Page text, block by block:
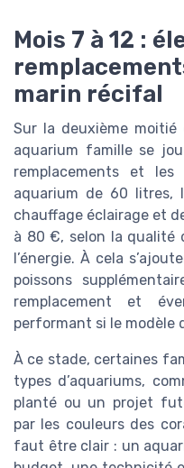
Mois 7 à 12 :
marin récifal
Sur la deuxième moitié
aquarium famille se
remplacements et les
aquarium de 60 litres,
chauffage éclairage et
à 80 €, selon la
l’énergie. À cela
poissons
remplacement et
performant si le modèle
À ce stade, certaines
types d’aquariums,
planté ou un projet
par les couleurs des
faut être clair : un